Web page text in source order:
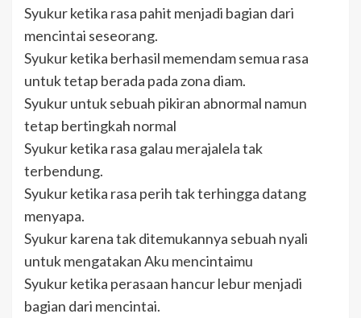
Syukur ketika rasa pahit menjadi bagian dari
mencintai seseorang.
Syukur ketika berhasil memendam semua rasa
untuk tetap berada pada zona diam.
Syukur untuk sebuah pikiran abnormal namun
tetap bertingkah normal
Syukur ketika rasa galau merajalela tak
terbendung.
Syukur ketika rasa perih tak terhingga datang
menyapa.
Syukur karena tak ditemukannya sebuah nyali
untuk mengatakan Aku mencintaimu
Syukur ketika perasaan hancur lebur menjadi
bagian dari mencintai.